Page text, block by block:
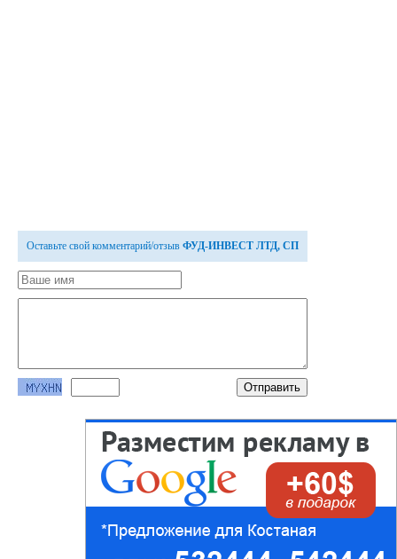
Оставьте свой комментарий/отзыв ФУД-ИНВЕСТ ЛТД, СП